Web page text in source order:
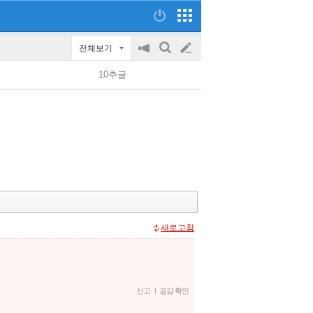
전체보기
공
on/off
검
글
쓰
10추글
새로고침
신고 | 공감 확인